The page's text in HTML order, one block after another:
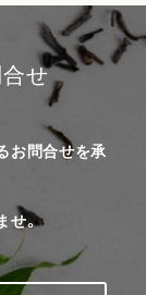
せ
お問合せを承
せ。